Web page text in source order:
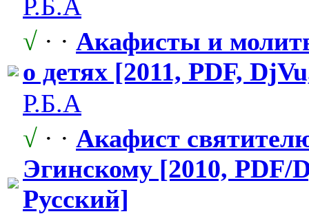
Р.Б.А
√ · · Акафисты и
о детях [2011, PDF,
Р.Б.А
√ · · Акафист
Эгинскому [2010, PDF/
Русский]